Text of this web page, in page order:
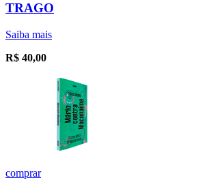
TRAGO
Saiba mais
R$ 40,00
comprar